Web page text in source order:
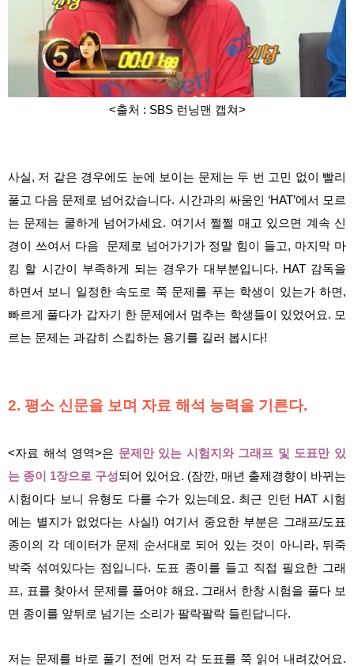
<출처 : SBS 런닝맨 캡쳐>
사실, 저 같은 경우에도 눈에 보이는 문제는 두 번 고민 없이 빨리
풀고 다음 문제로 넘어갔습니다. 시간과의 싸움인 ‘HAT’에서 모르
는 문제는 쿨하게 넘어가세요. 여기서 쩔쩔 매고 있으면 계속 신
경이 쓰여서 다음 문제로 넘어가기가 정말 힘이 들고, 마지막 마
킹 할 시간이 부족하게 되는 경우가 대부분입니다. HAT 감독을
하면서 보니 일정한 속도로 쭉 문제를 푸는 학생이 있는가 하면,
빠르게 풀다가 갑자기 한 문제에서 멈추는 학생들이 있었어요. 모
르는 문제는 과감히 스킵하는 용기를 길러 봅시다!
2. 평소 신문을 보며 자료 해석 능력을 기른다.
<자료 해석 영역>은 문제만 있는 시험지와 그래프 및 도표만 있
는 종이 1장으로 구성되어 있어요. (잠깐, 매년 출제경향이 바뀌는
시험이다 보니 유형도 다를 수가 있는데요. 최근 인턴 HAT 시험
에는 별지가 없었다는 사실!) 여기서 중요한 부분은 그래프/도표
종이의 각 데이터가 문제 순서대로 되어 있는 것이 아니라, 뒤죽
박죽 섞여있다는 점입니다. 도표 종이를 들고 직접 필요한 그래
프, 표를 찾아서 문제를 풀어야 해요. 그래서 한창 시험을 풀다 보
면 종이를 앞뒤로 넘기는 소리가 팔락팔락 들린답니다.
저는 문제를 바로 풀기 전에 먼저 각 도표를 쭉 읽어 내려갔어요.